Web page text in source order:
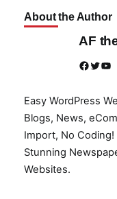
About the Author
AF
Facebook Twitter YouTube
Easy WordPress
Blogs, News,
Import, No
Stunning
Websites.